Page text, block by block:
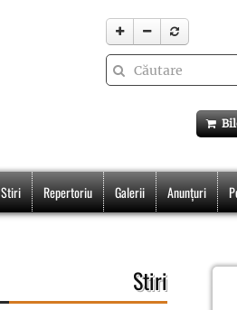
Stiri Repertoriu Galerii Anunțuri
Stiri